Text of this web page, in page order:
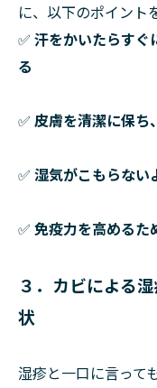
に、以下のポイント
✅ 汗をかいたらすぐ
る
✅ 皮膚を清潔に保ち
✅ 湿気がこもらない
✅ 免疫力を高めるた
３．カビによる
状
湿疹と一口に言って